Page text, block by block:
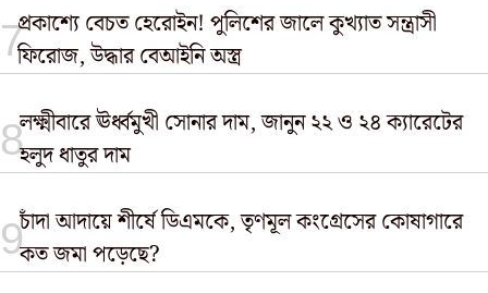
প্রকাশ্যে বেচত হেরোইন! পুলিশের জালে কুখ্যাত সন্ত্রাসী
ফিরোজ, উদ্ধার বেআইনি অস্ত্র
লক্ষ্মীবারে ঊর্ধ্বমুখী সোনার দাম, জানুন ২২ ও ২৪ ক্যারেটের
হলুদ ধাতুর দাম
চাঁদা আদায়ে শীর্ষে ডিএমকে, তৃণমূল কংগ্রেসের কোষাগারে
কত জমা পড়েছে?